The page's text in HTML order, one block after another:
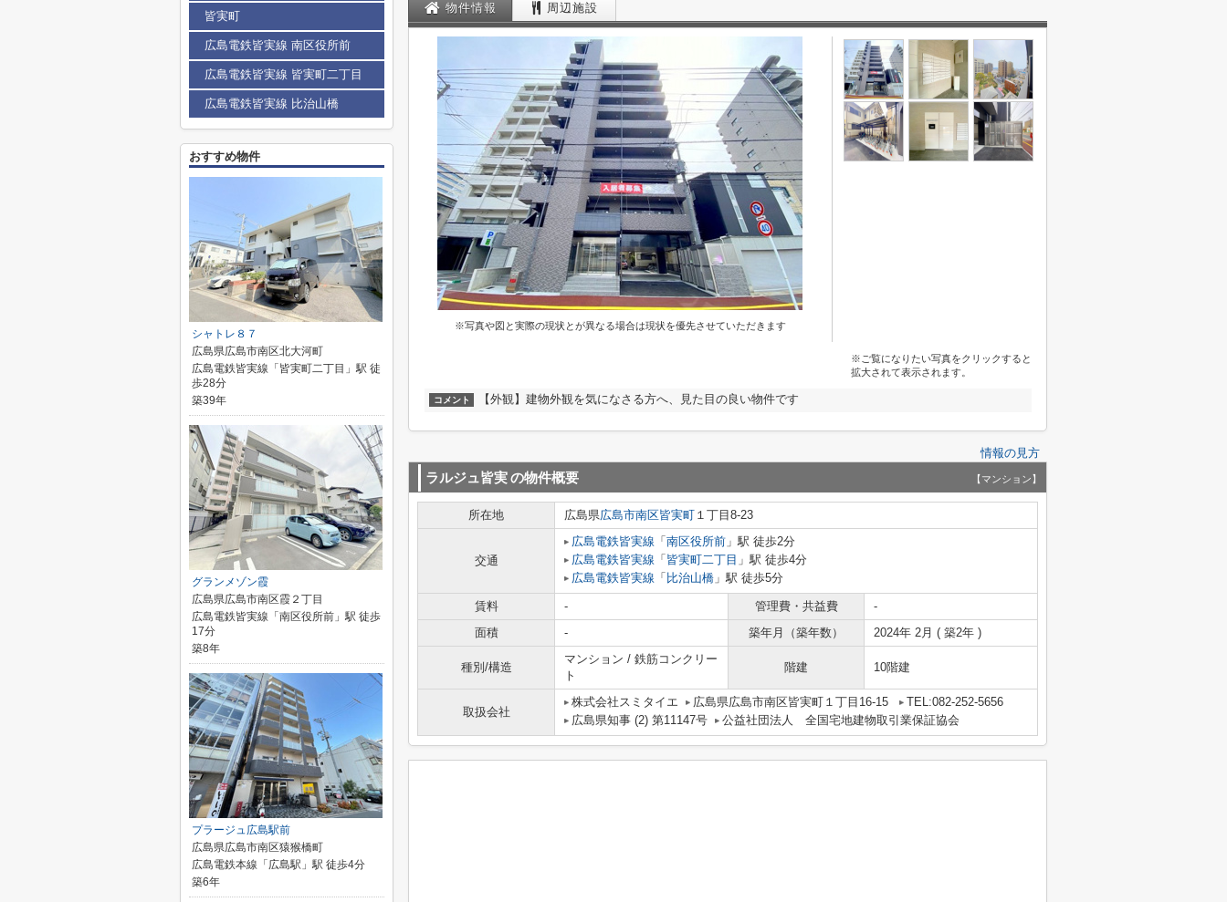
物件情報 周辺施設
※写真や図と実際の現状とが異なる場合は現状を優先させていただきます
※ご覧になりたい写真をクリックすると
拡大されて表示されます。
コメント 【外観】建物外観を気になさる方へ、見た目の良い物件です
情報の見方
ラルジュ皆実の物件概要 【マンション】
所在地 広島県広島市南区皆実町 １丁目8-23
交通
広島電鉄皆実線 「 南区役所前 」駅 徒歩2分
広島電鉄皆実線 「 皆実町二丁目 」駅 徒歩4分
広島電鉄皆実線 「 比治山橋 」駅 徒歩5分
賃料 - 管理費・共益費
-
面積
- 築年月（築年数） 2024年 2月 ( 築2年 )
種別/構造
マンション / 鉄筋コンクリー
ト
階建 10階建
取扱会社
株式会社スミタイエ 広島県広島市南区皆実町１丁目16-15
TEL:082-252-5656
広島県知事 (2) 第11147号
公益社団法人 全国宅地建物取引業保証協会
皆実町
広島電鉄皆実線 南区役所前
広島電鉄皆実線 皆実町二丁目
広島電鉄皆実線 比治山橋
おすすめ物件
シャトレ８７
広島県広島市南区北大河町
広島電鉄皆実線「皆実町二丁目」駅 徒
歩28分
築39年
グランメゾン霞
広島県広島市南区霞２丁目
広島電鉄皆実線「南区役所前」駅 徒歩
17分
築8年
プラージュ広島駅前
広島県広島市南区猿猴橋町
広島電鉄本線「広島駅」駅 徒歩4分
築6年